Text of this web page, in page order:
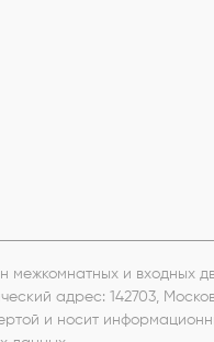
межкомнатных и входных
адрес: 142703,
и носит